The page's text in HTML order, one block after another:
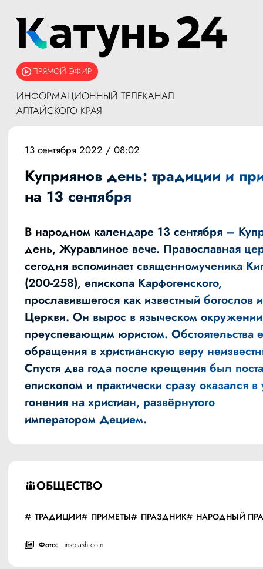
ПРЯМОЙ ЭФИР
ИНФОРМАЦИОННЫЙ ТЕЛЕКАНАЛ
АЛТАЙСКОГО КРАЯ
ОБЩЕСТВО
ТРАДИЦИИ ПРИМЕТЫ ПРАЗДНИК НАРОДНЫЙ
Фото: unsplash.com
13 сентября 2022 / 08:02
Куприянов день: традиции и
на 13 сентября
В народном календаре 13 сентября –
день, Журавлиное вече. Православная
сегодня вспоминает священномученика
(200-258), епископа Карфогенского,
прославившегося как известный богослов
Церкви. Он вырос в языческом
преуспевающим юристом. Обстоятельства
обращения в христианскую веру
Спустя два года после крещения был
епископом и практически сразу оказался в
гонения на христиан, развёрнутого
императором Децием.